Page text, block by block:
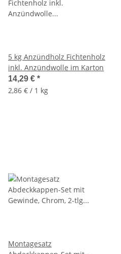
5 kg Anzündholz Fichtenholz
inkl. Anzündwolle im Karton
14,29 € *
2,86 € / 1 kg
Montagesatz